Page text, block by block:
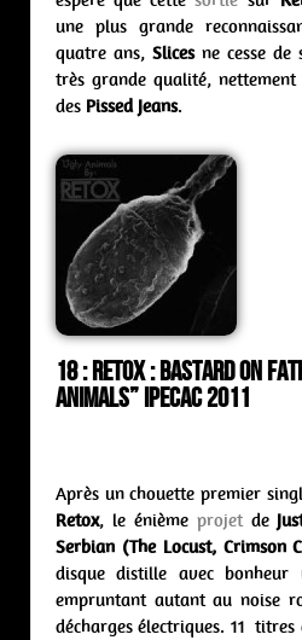
une plus grande
quatre ans, Slicesne cesse de
très grande qualité, nettement
des Pissed Jeans.
18 :Retox : bastard on
Animals” Ipecac 2011
Après un chouette premier
Retox, le énième projetde
Serbian (The Locust, Crimson
disque distille avec
empruntant autant au noise
décharges électriques. 11